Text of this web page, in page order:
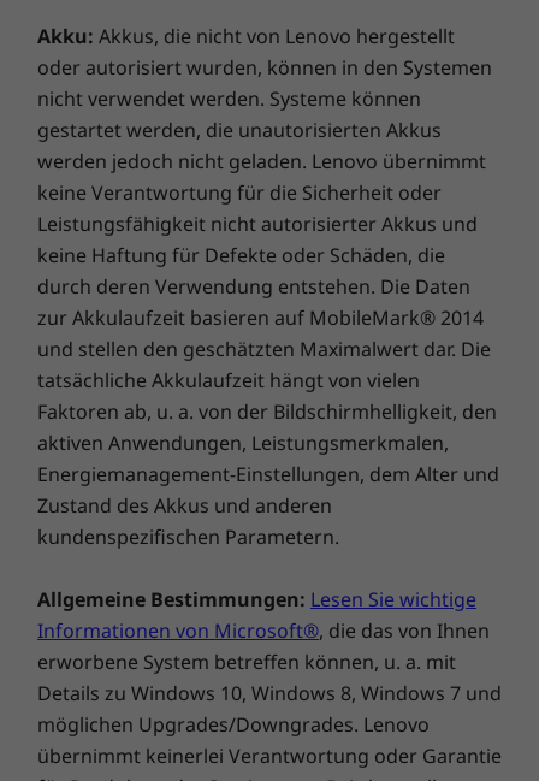
Seitenverhältnis von 16:10 eignet sich
hervorragend für Filme, aber auch für die
Betrachtung von Dokumenten. Die TÜV Low
Blue Light-Zertifizierung gewährleistet dabei
die Schonung Ihrer Augen. Zwei
Frontlautsprecher mit Dolby Audio™ sorgen
für beeindruckende Klangqualität, damit Sie
Unterhaltung wirklich genießen können.
In jeder Hinsicht schneller
Manchmal zählt jede Minute – mit diesem
Gerät sparen Sie Zeit. Sie benötigen keine
zeitraubenden Passwörter. Sie können sich
einfach über einen in den An/Aus-Schalter
integrierten Fingerabdruckscanner oder über
die sichere Gesichtserkennungsfunktion mit
Kamera integrierte Abdeckung sorgt für
zusätzliche Sicherheit. Ein größeres Touchpad
gewährleistet präzises Navigieren beim
Wischen, Zoomen und Scrollen. Dank Rapid
Charge Boost lässt sich dieses Notebook in ca.
15 Minuten für bis zu zwei Stunden
Vorinstallierte Software
Amazon Alexa
Lenovo Vantage
McAfee®LiveSafe™
Microsoft 365 Testversion
Windows 11 Home/Pro
Lieferumfang
IdeaPad Slim 5 Gen 8 (16" AMD)
Quick Start-Handbuch
Die technischen Daten können je nach Region/Modell variieren.
Akku: Akkus, die nicht von Lenovo hergestellt
oder autorisiert wurden, können in den Systemen
nicht verwendet werden. Systeme können
gestartet werden, die unautorisierten Akkus
werden jedoch nicht geladen. Lenovo übernimmt
keine Verantwortung für die Sicherheit oder
Leistungsfähigkeit nicht autorisierter Akkus und
keine Haftung für Defekte oder Schäden, die
durch deren Verwendung entstehen. Die Daten
zur Akkulaufzeit basieren auf MobileMark® 2014
und stellen den geschätzten Maximalwert dar. Die
tatsächliche Akkulaufzeit hängt von vielen
Faktoren ab, u. a. von der Bildschirmhelligkeit, den
aktiven Anwendungen, Leistungsmerkmalen,
Energiemanagement-Einstellungen, dem Alter und
Zustand des Akkus und anderen
kundenspezifischen Parametern.
Allgemeine Bestimmungen: Lesen Sie wichtige
Informationen von Microsoft®, die das von Ihnen
erworbene System betreffen können, u. a. mit
Details zu Windows 10, Windows 8, Windows 7 und
möglichen Upgrades/Downgrades. Lenovo
übernimmt keinerlei Verantwortung oder Garantie